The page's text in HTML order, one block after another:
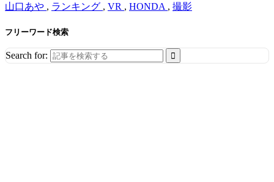
山口あや , ランキング , VR , HONDA , 撮影
フリーワード検索
Search for: